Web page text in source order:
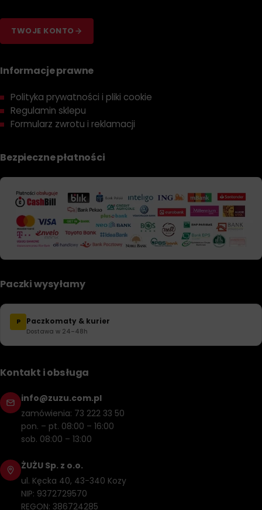
TWOJE KONTO
Informacje prawne
Polityka prywatności i pliki cookie
Regulamin sklepu
Formularz zwrotu i reklamacji
Bezpieczne płatności
Paczki wysyłamy
P Paczkomaty & kurier
Dostawa w 24–48h
Kontakt i obsługa
info@zuzu.com.pl
zamówienia: 73 222 33 50
pon. – pt. 08:00 – 16:00
sob. 08:00 – 13:00
ŻUŻU Sp. z o.o.
ul. Kęcka 40, 43-340 Kozy
NIP: 9372729570
REGON: 386724285